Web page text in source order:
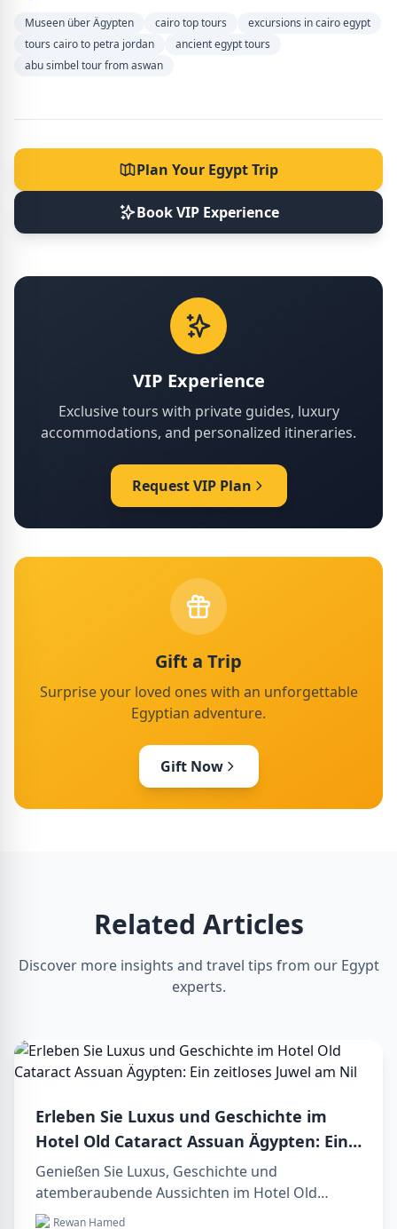
Museen über Ägypten cairo top tours
excursions in cairo egypt
tours cairo to petra jordan
ancient egypt tours
abu simbel tour from aswan
Plan Your Egypt Trip
Book VIP Experience
VIP Experience
Exclusive tours with private guides, luxury
accommodations, and personalized itineraries.
Request VIP Plan
Gift a Trip
Surprise your loved ones with an unforgettable
Egyptian adventure.
Gift Now
Related Articles
Discover more insights and travel tips from our Egypt
experts.
Erleben Sie Luxus und Geschichte im
Hotel Old Cataract Assuan Ägypten: Ein
zeitloses Juwel am Nil
Genießen Sie Luxus, Geschichte und
atemberaubende Aussichten im Hotel Old
Cataract Assuan Ägypten. Entdecken Sie
Rewan Hamed